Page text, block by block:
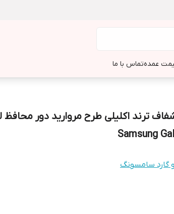
عمدهتماس با ما
ترند اکلیلی طرح مروارید دور محافظ
Samsung
گارد سامسونگ